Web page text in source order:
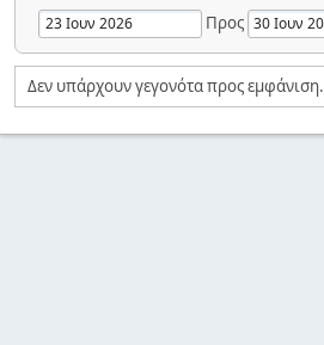
Προς
Δεν υπάρχουν γεγονότα προς εμφάνιση.